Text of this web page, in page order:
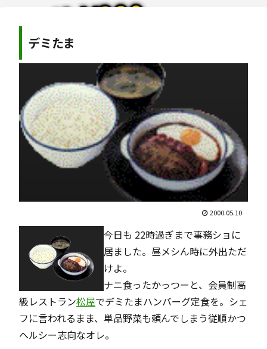
デミたま
2000.05.10
今日も 22時過ぎまで事務ショに
居ました。昼メシん時に外出ただ
けよ。
ナニ食ったかっつーと、会員制高
級レストラン松屋でデミたまハンバーグ定食を。シェ
フに言われるまま、単品野菜も頼んでしまう従順かつ
ヘルシー志向なオレ。